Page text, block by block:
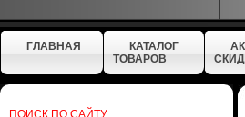
ГЛАВНАЯ
КАТАЛОГ
ТОВАРОВ
ПОИСК ПО САЙТУ